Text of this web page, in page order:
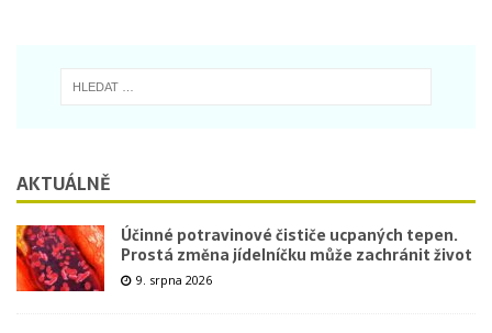
AKTUÁLNĚ
Účinné potravinové čističe ucpaných tepen.
Prostá změna jídelníčku může zachránit život
9. srpna 2026